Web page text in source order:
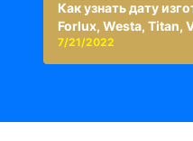
Как узнать дату
Forlux, Westa, Titan,
7/21/2022